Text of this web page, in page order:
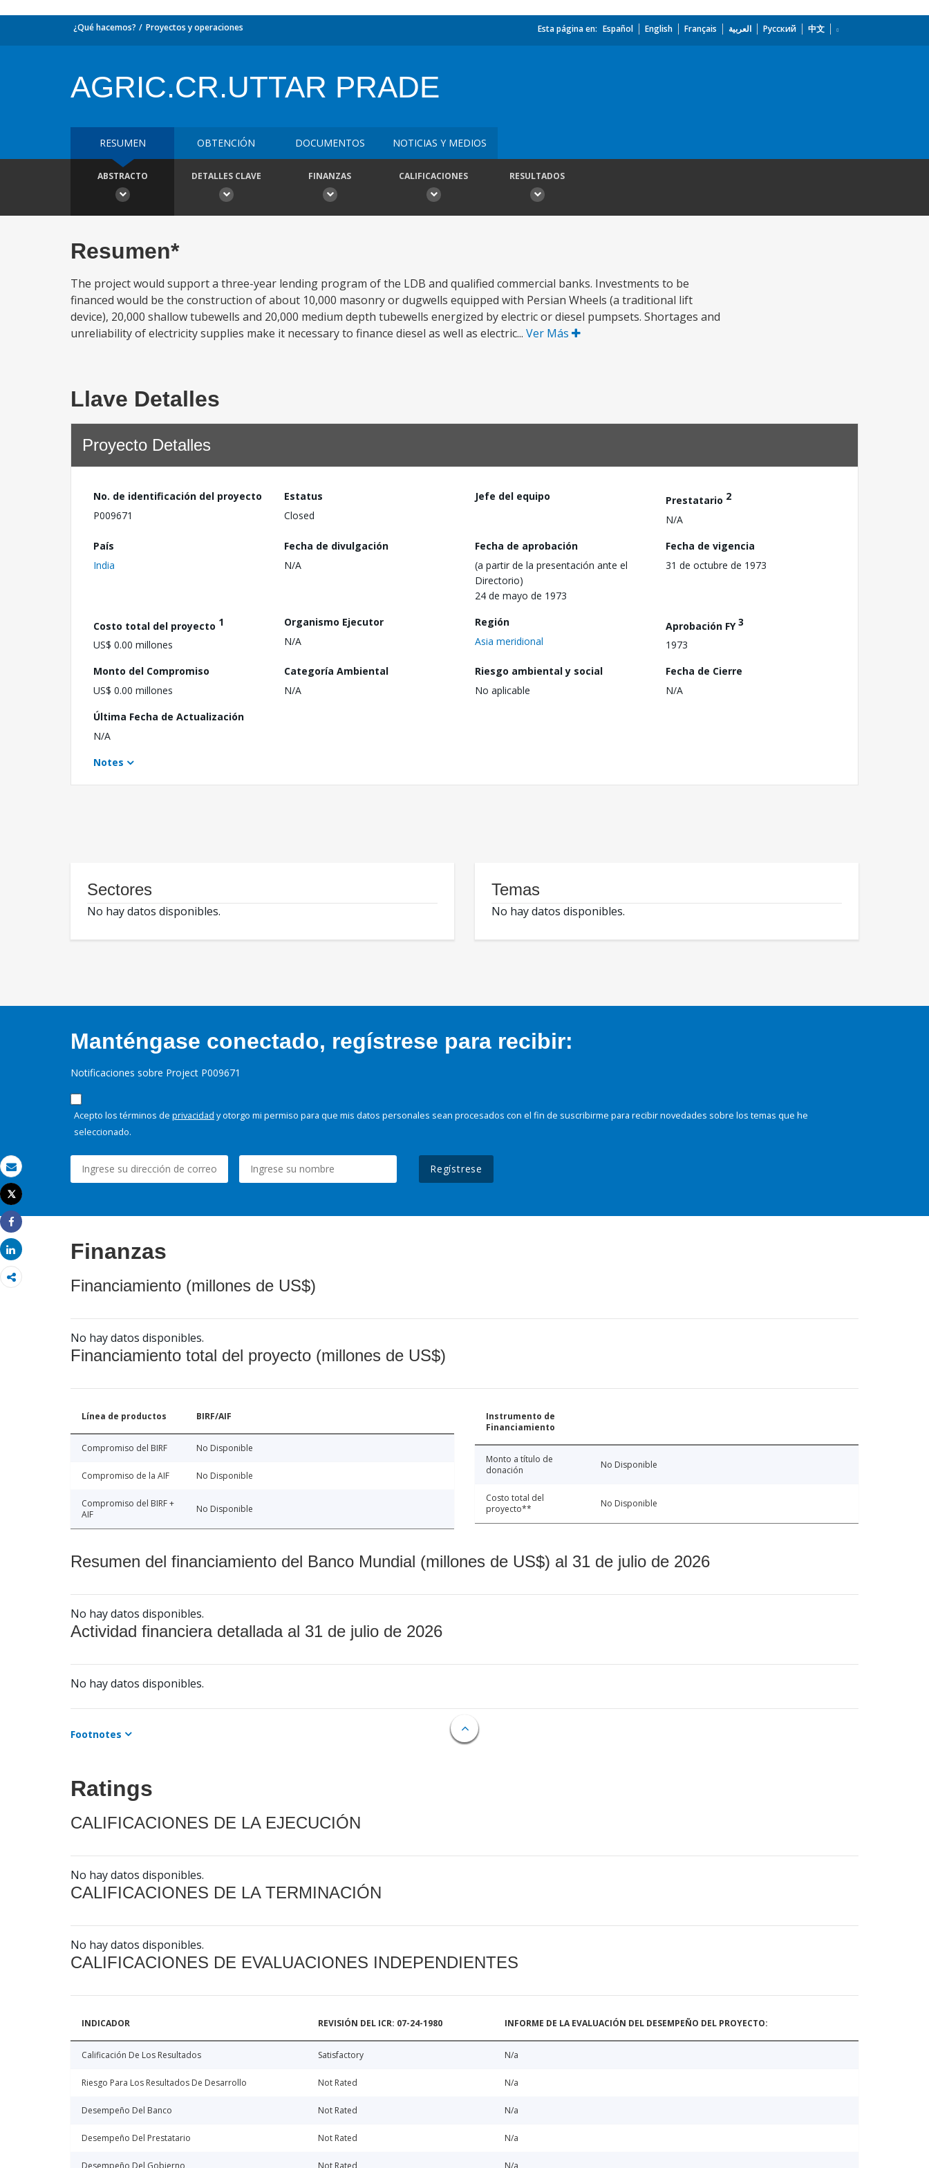
Correo electrónico
Imprimir
Tweet
Share
Share
¿Qué hacemos? Proyectos y operaciones Esta página en: Español English Français العربية Русский 中文
AGRIC.CR.UTTAR PRADE
RESUMEN OBTENCIÓN DOCUMENTOS NOTICIAS Y MEDIOS
ABSTRACTO DETALLES CLAVE FINANZAS CALIFICACIONES RESULTADOS
Resumen*
The project would support a three-year lending program of the LDB and qualified commercial banks. Investments to be
financed would be the construction of about 10,000 masonry or dugwells equipped with Persian Wheels (a traditional lift
device), 20,000 shallow tubewells and 20,000 medium depth tubewells energized by electric or diesel pumpsets. Shortages and
unreliability of electricity supplies make it necessary to finance diesel as well as electric... Ver Más
Llave Detalles
Proyecto Detalles
No. de identificación del proyecto
P009671
Estatus
Closed
Jefe del equipo Prestatario 2
N/A
País
India
Fecha de divulgación
N/A
Fecha de aprobación
(a partir de la presentación ante el
Directorio)
24 de mayo de 1973
Fecha de vigencia
31 de octubre de 1973
Costo total del proyecto 1
US$ 0.00 millones
Organismo Ejecutor
N/A
Región
Asia meridional
Aprobación FY3
1973
Monto del Compromiso
US$ 0.00 millones
Categoría Ambiental
N/A
Riesgo ambiental y social
No aplicable
Fecha de Cierre
N/A
Última Fecha de Actualización
N/A
Notes
Sectores
No hay datos disponibles.
Temas
No hay datos disponibles.
Manténgase conectado, regístrese para recibir:
Notificaciones sobre Project P009671
Acepto los términos de privacidad y otorgo mi permiso para que mis datos personales sean procesados con el fin de suscribirme para recibir novedades sobre los temas que he
seleccionado.
Regístrese
Finanzas
Financiamiento (millones de US$)
No hay datos disponibles.
Financiamiento total del proyecto (millones de US$)
Línea de productos BIRF/AIF
Compromiso del BIRF No Disponible
Compromiso de la AIF No Disponible
Compromiso del BIRF +
AIF
No Disponible
Instrumento de
Financiamiento
Monto a título de
donación
No Disponible
Costo total del
proyecto**
No Disponible
Resumen del financiamiento del Banco Mundial (millones de US$) al 31 de julio de 2026
No hay datos disponibles.
Actividad financiera detallada al 31 de julio de 2026
No hay datos disponibles.
Footnotes
Ratings
CALIFICACIONES DE LA EJECUCIÓN
No hay datos disponibles.
CALIFICACIONES DE LA TERMINACIÓN
No hay datos disponibles.
CALIFICACIONES DE EVALUACIONES INDEPENDIENTES
INDICADOR REVISIÓN DEL ICR: 07-24-1980 INFORME DE LA EVALUACIÓN DEL DESEMPEÑO DEL PROYECTO:
Calificación De Los Resultados Satisfactory N/a
Riesgo Para Los Resultados De Desarrollo Not Rated N/a
Desempeño Del Banco Not Rated N/a
Desempeño Del Prestatario Not Rated N/a